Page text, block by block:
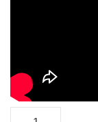
quantité